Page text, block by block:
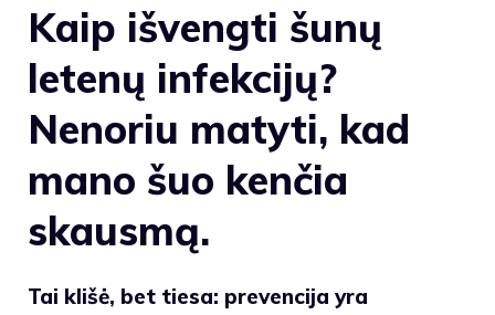
Kaip išvengti šunų
letenų infekcijų?
Nenoriu matyti, kad
mano šuo kenčia
skausmą.
Tai klišė, bet tiesa: prevencija yra